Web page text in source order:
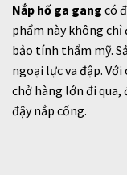
Nắp hố ga gang có
phẩm này không chỉ
bảo tính thẩm mỹ.
ngoại lực va đập.
chở hàng lớn đi qua,
đậy nắp cống.